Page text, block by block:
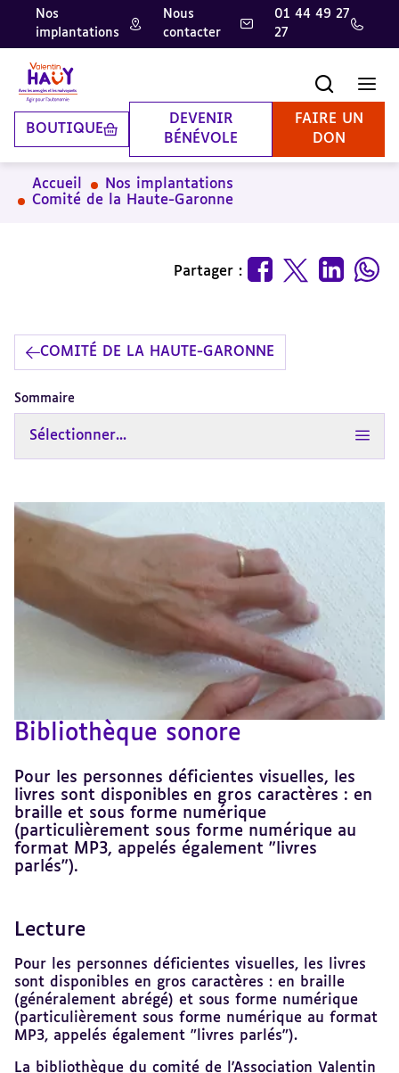
Aller
contenu
principal
Aller
pied
de
page
Aller
la
recherche
Nos
implantations
Nous
contacter
01 44 49 27
27
BOUTIQUE
DEVENIR
BÉNÉVOLE
FAIRE UN
DON
Accueil
Nos implantations
Comité de la Haute-Garonne
Partager :
COMITÉ DE LA HAUTE-GARONNE
Sommaire
Sélectionner...
Bibliothèque sonore
Pour les personnes déficientes visuelles, les
livres sont disponibles en gros caractères : en
braille et sous forme numérique
(particulièrement sous forme numérique au
format MP3, appelés également "livres
parlés").
Lecture
Pour les personnes déficientes visuelles, les livres
sont disponibles en gros caractères : en braille
(généralement abrégé) et sous forme numérique
(particulièrement sous forme numérique au format
MP3, appelés également "livres parlés").
La bibliothèque du comité de l'Association Valentin
Revenir
sommaire